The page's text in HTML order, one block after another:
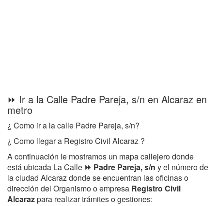
⏩ Ir a la Calle Padre Pareja, s/n en Alcaraz en
metro
¿ Como ir a la calle Padre Pareja, s/n?
¿ Como llegar a Registro Civil Alcaraz ?
A continuación le mostramos un mapa callejero donde
está ubicada La Calle ⏩ Padre Pareja, s/n y el número de
la ciudad Alcaraz donde se encuentran las oficinas o
dirección del Organismo o empresa Registro Civil
Alcarazpara realizar trámites o gestiones: